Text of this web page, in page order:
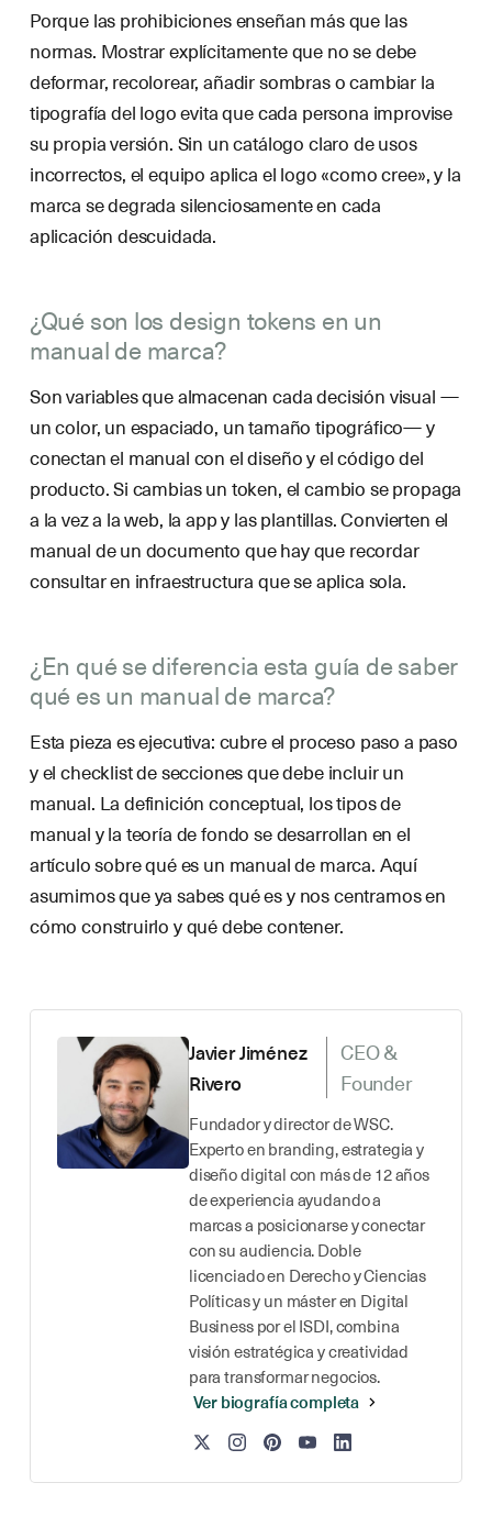
Porque las prohibiciones enseñan más que las
normas. Mostrar explícitamente que no se debe
deformar, recolorear, añadir sombras o cambiar la
tipografía del logo evita que cada persona improvise
su propia versión. Sin un catálogo claro de usos
incorrectos, el equipo aplica el logo «como cree», y la
marca se degrada silenciosamente en cada
aplicación descuidada.
¿Qué son los design tokens en un
manual de marca?
Son variables que almacenan cada decisión visual —
un color, un espaciado, un tamaño tipográfico— y
conectan el manual con el diseño y el código del
producto. Si cambias un token, el cambio se propaga
a la vez a la web, la app y las plantillas. Convierten el
manual de un documento que hay que recordar
consultar en infraestructura que se aplica sola.
¿En qué se diferencia esta guía de saber
qué es un manual de marca?
Esta pieza es ejecutiva: cubre el proceso paso a paso
y el checklist de secciones que debe incluir un
manual. La definición conceptual, los tipos de
manual y la teoría de fondo se desarrollan en el
artículo sobre qué es un manual de marca. Aquí
asumimos que ya sabes qué es y nos centramos en
cómo construirlo y qué debe contener.
Javier Jiménez
Rivero
CEO &
Founder
Fundador y director de WSC.
Experto en branding, estrategia y
diseño digital con más de 12 años
de experiencia ayudando a
marcas a posicionarse y conectar
con su audiencia. Doble
licenciado en Derecho y Ciencias
Políticas y un máster en Digital
Business por el ISDI, combina
visión estratégica y creatividad
para transformar negocios.
Ver biografía completa